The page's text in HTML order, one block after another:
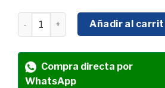
BOMBA DE AGUA HYUNDAI 1/2
Añadir al
Compra directa por
WhatsApp